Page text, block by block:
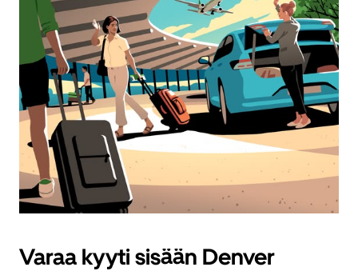
Varaa kyyti sisään Denver